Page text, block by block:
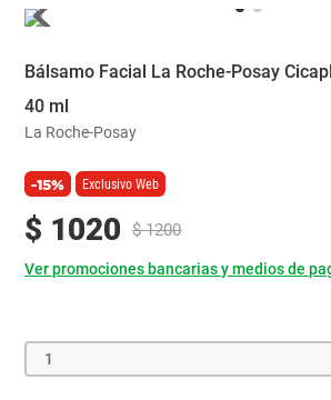
Bálsamo Facial La Roche-Posay
40 ml
La Roche-Posay
-15% Exclusivo Web
$ 1020 $ 1200
Ver promociones bancarias y medios de
1